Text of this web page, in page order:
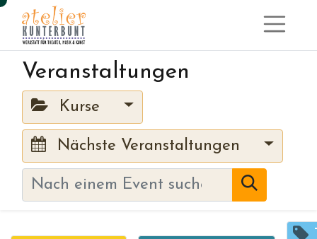
Veranstaltungen
Kurse
Nächste Veranstaltungen